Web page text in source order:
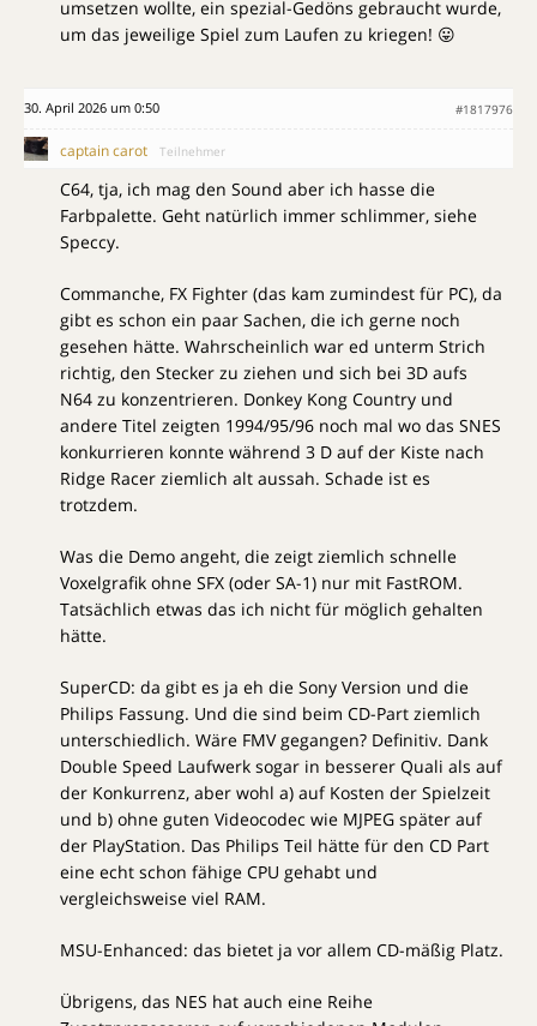
umsetzen wollte, ein spezial-Gedöns gebraucht wurde,
um das jeweilige Spiel zum Laufen zu kriegen! 😛
30. April 2026 um 0:50 #1817976
captain carot Teilnehmer
C64, tja, ich mag den Sound aber ich hasse die
Farbpalette. Geht natürlich immer schlimmer, siehe
Speccy.
Commanche, FX Fighter (das kam zumindest für PC), da
gibt es schon ein paar Sachen, die ich gerne noch
gesehen hätte. Wahrscheinlich war ed unterm Strich
richtig, den Stecker zu ziehen und sich bei 3D aufs
N64 zu konzentrieren. Donkey Kong Country und
andere Titel zeigten 1994/95/96 noch mal wo das SNES
konkurrieren konnte während 3 D auf der Kiste nach
Ridge Racer ziemlich alt aussah. Schade ist es
trotzdem.
Was die Demo angeht, die zeigt ziemlich schnelle
Voxelgrafik ohne SFX (oder SA-1) nur mit FastROM.
Tatsächlich etwas das ich nicht für möglich gehalten
hätte.
SuperCD: da gibt es ja eh die Sony Version und die
Philips Fassung. Und die sind beim CD-Part ziemlich
unterschiedlich. Wäre FMV gegangen? Definitiv. Dank
Double Speed Laufwerk sogar in besserer Quali als auf
der Konkurrenz, aber wohl a) auf Kosten der Spielzeit
und b) ohne guten Videocodec wie MJPEG später auf
der PlayStation. Das Philips Teil hätte für den CD Part
eine echt schon fähige CPU gehabt und
vergleichsweise viel RAM.
MSU-Enhanced: das bietet ja vor allem CD-mäßig Platz.
Übrigens, das NES hat auch eine Reihe